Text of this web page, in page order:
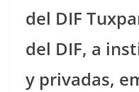
del DIF
del DIF, a
y privadas,